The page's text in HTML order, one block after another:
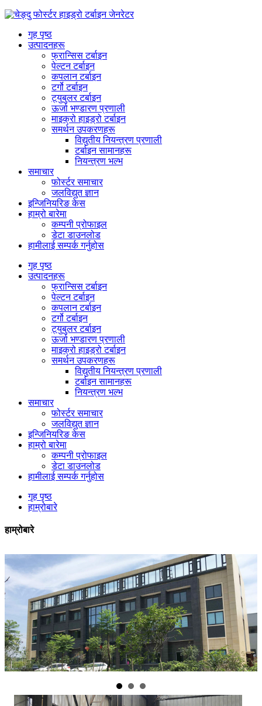
गृह पृष्ठ
उत्पादनहरू
फ्रान्सिस टर्बाइन
पेल्टन टर्बाइन
कपलान टर्बाइन
टर्गो टर्बाइन
ट्युबुलर टर्बाइन
ऊर्जा भण्डारण प्रणाली
माइक्रो हाइड्रो टर्बाइन
समर्थन उपकरणहरू
विद्युतीय नियन्त्रण प्रणाली
टर्बाइन सामानहरू
नियन्त्रण भल्भ
समाचार
फोर्स्टर समाचार
जलविद्युत ज्ञान
इन्जिनियरिङ केस
हाम्रो बारेमा
कम्पनी प्रोफाइल
डेटा डाउनलोड
हामीलाई सम्पर्क गर्नुहोस
गृह पृष्ठ
उत्पादनहरू
फ्रान्सिस टर्बाइन
पेल्टन टर्बाइन
कपलान टर्बाइन
टर्गो टर्बाइन
ट्युबुलर टर्बाइन
ऊर्जा भण्डारण प्रणाली
माइक्रो हाइड्रो टर्बाइन
समर्थन उपकरणहरू
विद्युतीय नियन्त्रण प्रणाली
टर्बाइन सामानहरू
नियन्त्रण भल्भ
समाचार
फोर्स्टर समाचार
जलविद्युत ज्ञान
इन्जिनियरिङ केस
हाम्रो बारेमा
कम्पनी प्रोफाइल
डेटा डाउनलोड
हामीलाई सम्पर्क गर्नुहोस
गृह पृष्ठ
हाम्रोबारे
हाम्रोबारे